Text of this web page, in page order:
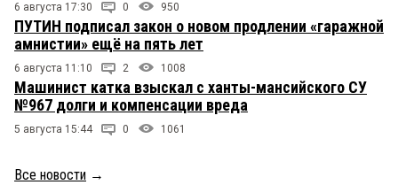
6 августа 17:30 0 950
ПУТИН подписал закон о новом продлении «гаражной
амнистии» ещё на пять лет
6 августа 11:10 2 1008
Машинист катка взыскал с ханты-мансийского СУ
№967 долги и компенсации вреда
5 августа 15:44 0 1061
Все новости →